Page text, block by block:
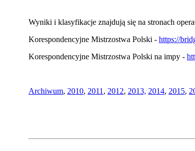
Wyniki i klasyfikacje znajdują się na stronach
Korespondencyjne Mistrzostwa Polski - https://
Korespondencyjne Mistrzostwa Polski na impy -
Archiwum, 2010, 2011 , 2012, 2013, 2014, 2015,